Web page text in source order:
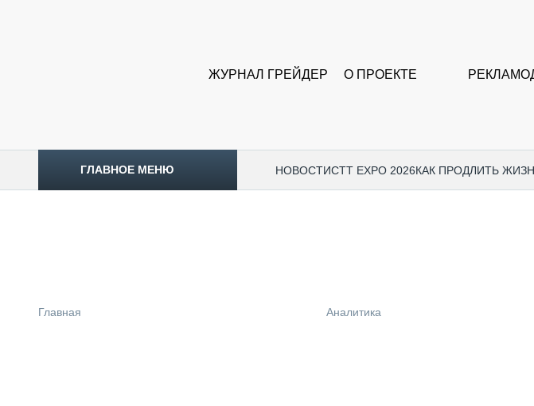
ЖУРНАЛ ГРЕЙДЕР О ПРОЕКТЕ
ГЛАВНОЕ МЕНЮ НОВОСТИCTT EXPO 2026КАК ПРОДЛИТЬ
Главная Аналитика